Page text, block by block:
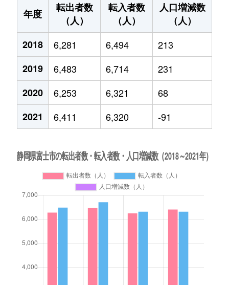
年度
転出者数
（人）
転入者数
（人）
人口増減数
（人）
2018
6,281 6,494
213
2019
6,483 6,714
231
2020
6,253 6,321
68
2021
6,411 6,320 -91